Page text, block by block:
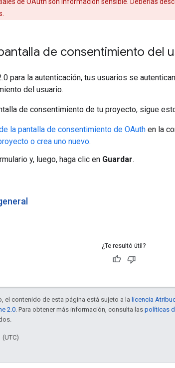
de consentimiento del
para la autenticación, tus usuarios se
del usuario.
de consentimiento de tu proyecto, sigue
la pantalla de consentimiento de OAuth en la
o crea uno nuevo.
y, luego, haga clic en Guardar.
¿Te resultó útil?
el contenido de esta página está sujeto a la licencia
2.0 . Para obtener más información, consulta las políticas